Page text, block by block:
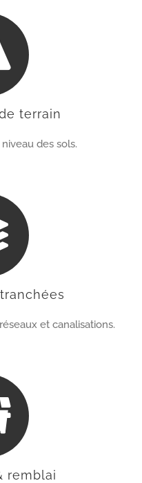
terrain
des sols.
et canalisations.
remblai